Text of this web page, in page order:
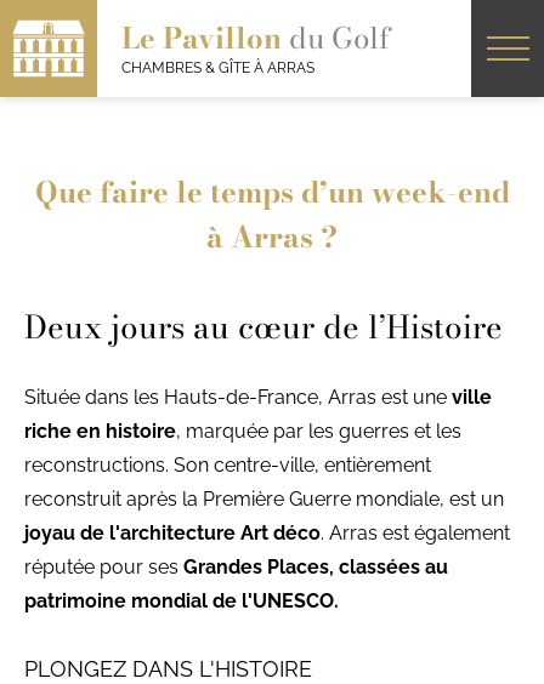
Le Pavillondu Golf
CHAMBRES & GÎTE À ARRAS
Que faire le temps d’un week-end
à Arras ?
Deux jours au cœur de l’Histoire
Située dans les Hauts-de-France, Arras est une ville
riche en histoire, marquée par les guerres et les
reconstructions. Son centre-ville, entièrement
reconstruit après la Première Guerre mondiale, est un
joyau de l'architecture Art déco. Arras est également
réputée pour ses Grandes Places, classées au
patrimoine mondial de l'UNESCO.
PLONGEZ DANS L'HISTOIRE